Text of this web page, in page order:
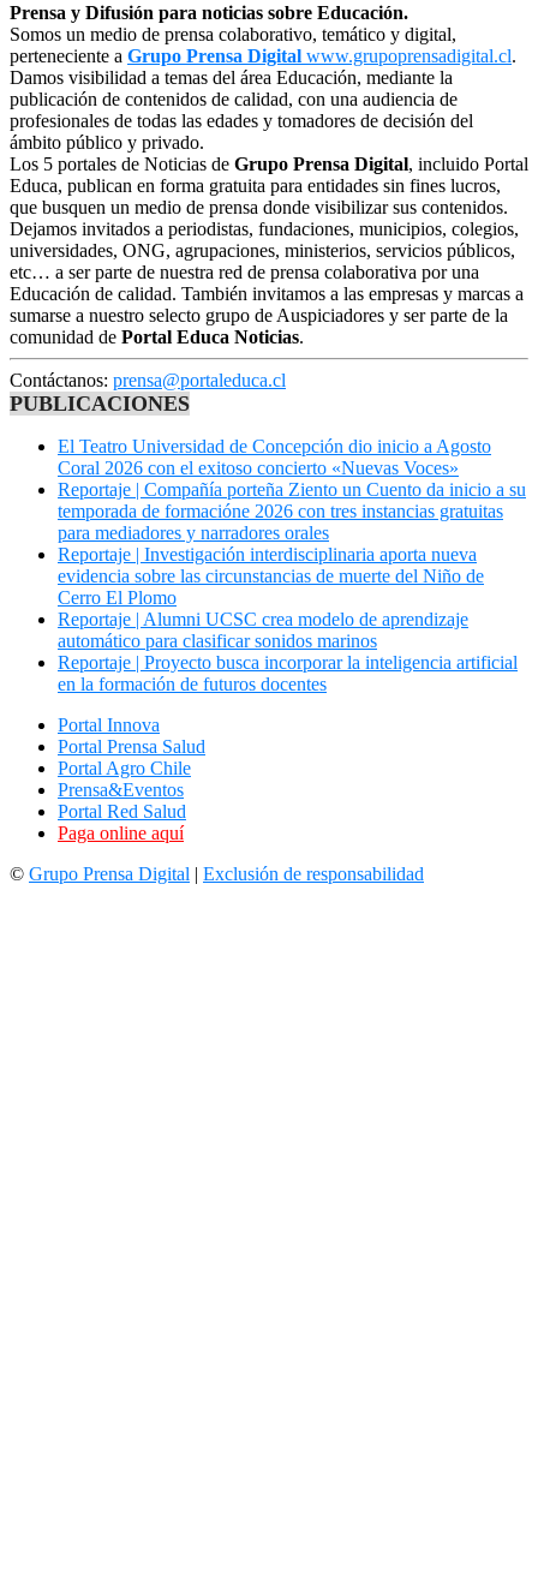
Prensa y Difusión para noticias sobre Educación.
Somos un medio de prensa colaborativo, temático y digital,
perteneciente a Grupo Prensa Digital www.grupoprensadigital.cl.
Damos visibilidad a temas del área Educación, mediante la
publicación de contenidos de calidad, con una audiencia de
profesionales de todas las edades y tomadores de decisión del
ámbito público y privado.
Los 5 portales de Noticias de Grupo Prensa Digital, incluido Portal
Educa, publican en forma gratuita para entidades sin fines lucros,
que busquen un medio de prensa donde visibilizar sus contenidos.
Dejamos invitados a periodistas, fundaciones, municipios, colegios,
universidades, ONG, agrupaciones, ministerios, servicios públicos,
etc… a ser parte de nuestra red de prensa colaborativa por una
Educación de calidad. También invitamos a las empresas y marcas a
sumarse a nuestro selecto grupo de Auspiciadores y ser parte de la
comunidad de Portal Educa Noticias.
Contáctanos: prensa@portaleduca.cl
PUBLICACIONES
El Teatro Universidad de Concepción dio inicio a Agosto
Coral 2026 con el exitoso concierto «Nuevas Voces»
Reportaje | Compañía porteña Ziento un Cuento da inicio a su
temporada de formacióne 2026 con tres instancias gratuitas
para mediadores y narradores orales
Reportaje | Investigación interdisciplinaria aporta nueva
evidencia sobre las circunstancias de muerte del Niño de
Cerro El Plomo
Reportaje | Alumni UCSC crea modelo de aprendizaje
automático para clasificar sonidos marinos
Reportaje | Proyecto busca incorporar la inteligencia artificial
en la formación de futuros docentes
Portal Innova
Portal Prensa Salud
Portal Agro Chile
Prensa&Eventos
Portal Red Salud
Paga online aquí
© Grupo Prensa Digital | Exclusión de responsabilidad